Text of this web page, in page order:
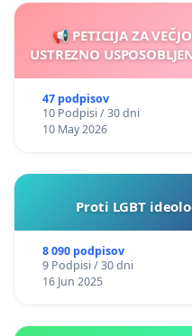
📢 PETICIJA ZA
USTREZNO
47 podpisov
10 Podpisi / 30 dni
10 May 2026
Proti LGBT
8 090 podpisov
9 Podpisi / 30 dni
16 Jun 2025